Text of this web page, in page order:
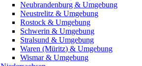
Neubrandenburg & Umgebung
Neustrelitz & Umgebung
Rostock & Umgebung
Schwerin & Umgebung
Stralsund & Umgebung
Waren (Müritz) & Umgebung
Wismar & Umgebung